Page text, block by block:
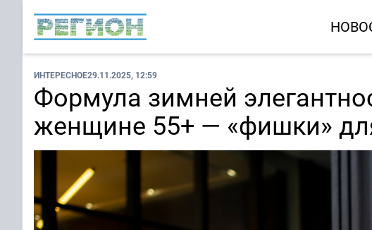
ИНТЕРЕСНОЕ29.11.2025, 12:59
Формула зимней
женщине 55+ — «фишки»